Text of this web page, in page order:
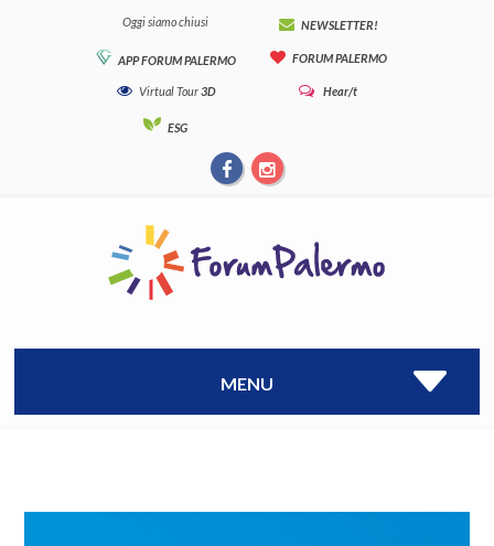
Oggi siamo chiusi NEWSLETTER!
APP FORUM PALERMO FORUM PALERMO
Virtual Tour3D Hear/t
ESG
MENU